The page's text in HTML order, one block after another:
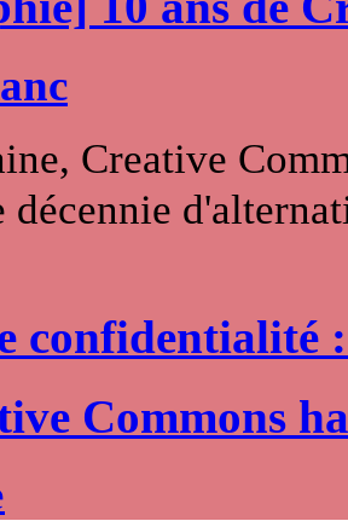
Creative
décennie
confidentialité
Commons